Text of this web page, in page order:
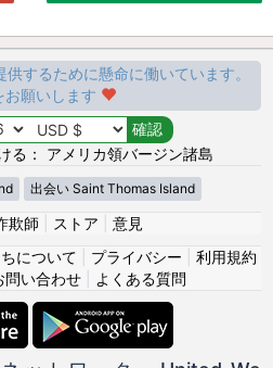
するために懸命に働いています。
お願いします
る： アメリカ領バージン諸島
出会い Saint Thomas Island
欺師 ストア
意見
について プライバシー
利用規約
問い合わせ| よくある質問